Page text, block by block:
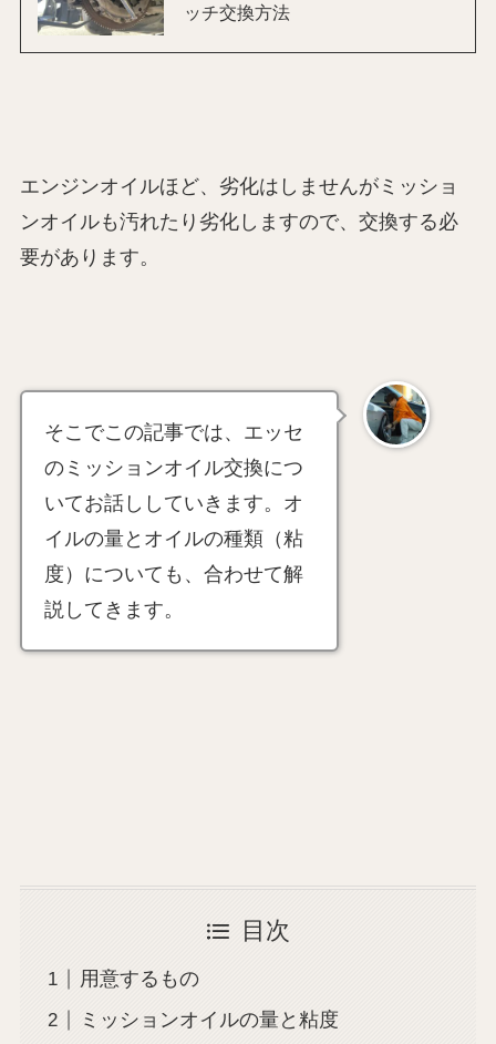
ッチ交換方法
エンジンオイルほど、劣化はしませんがミッショ
ンオイルも汚れたり劣化しますので、交換する必
要があります。
そこでこの記事では、エッセ
のミッションオイル交換につ
いてお話ししていきます。オ
イルの量とオイルの種類（粘
度）についても、合わせて解
説してきます。
目次
用意するもの
ミッションオイルの量と粘度